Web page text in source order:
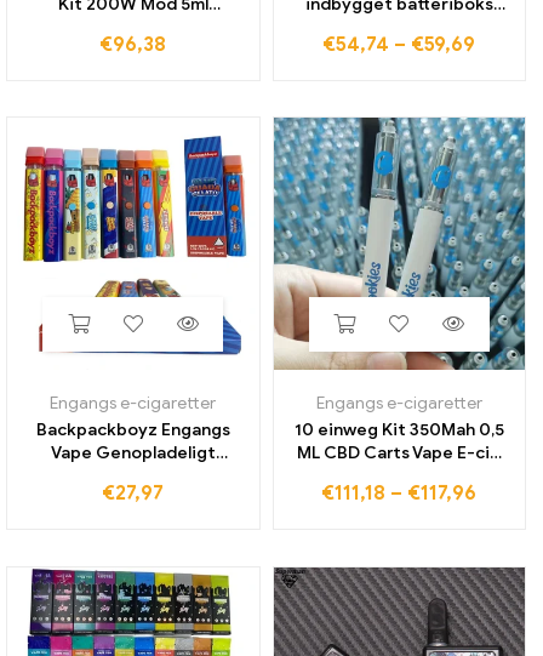
Fit UB Max Coil Elektronisk
€96,38
elektronisk cigaretsæt
€54,74 – €59,69
Engangs e-cigaretter
Backpackboyz Engangs
Vape Genopladeligt
elektronisk cigaret
€27,97
Engangs e-cigaretter
10 einweg Kit 350Mah 0,5
ML CBD Carts Vape E-cig
Med Cookies Lys engros
€111,18 – €117,96